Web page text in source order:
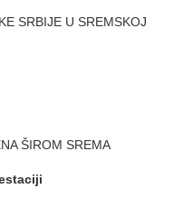
SRBIJE U SREMSKOJ
ŠIROM SREMA